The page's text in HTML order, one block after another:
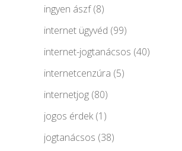
ingyen ászf(8)
internet ügyvéd (99)
internet-jogtanácsos (40)
internetcenzúra (5)
internetjog (80)
jogos érdek(1)
jogtanácsos (38)